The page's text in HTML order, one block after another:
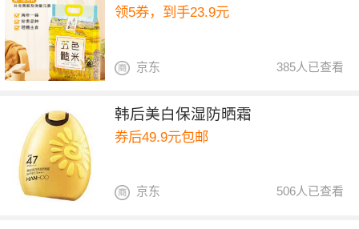
领5券，到手23.9元
385人已查看
京东
韩后美白保湿防晒霜
券后49.9元包邮
506人已查看
京东